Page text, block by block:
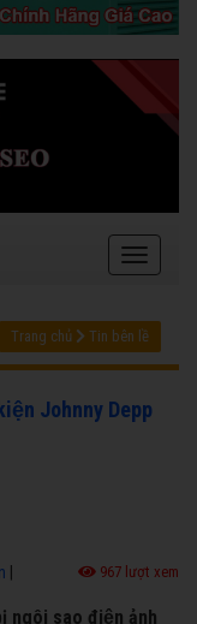
Trang chủ Tin bên lề
Johnny Depp
967 lượt xem
ngôi sao điện ảnh